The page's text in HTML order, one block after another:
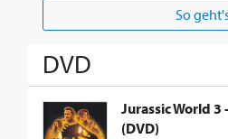
So
DVD
Jurassic World 3
(DVD)